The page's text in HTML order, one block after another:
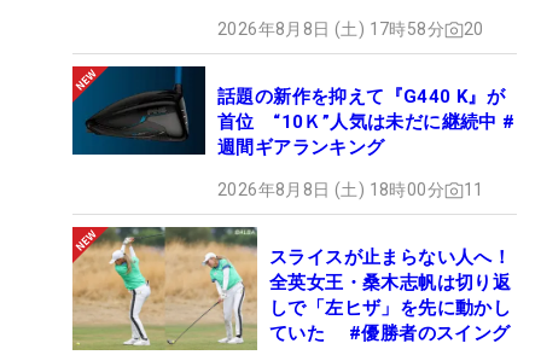
2026年8月8日 (土) 17時58分 20
話題の新作を抑えて『G440 K』が
首位 “10Ｋ”人気は未だに継続中 #
週間ギアランキング
2026年8月8日 (土) 18時00分 11
スライスが止まらない人へ！
全英女王・桑木志帆は切り返
しで「左ヒザ」を先に動かし
ていた #優勝者のスイング